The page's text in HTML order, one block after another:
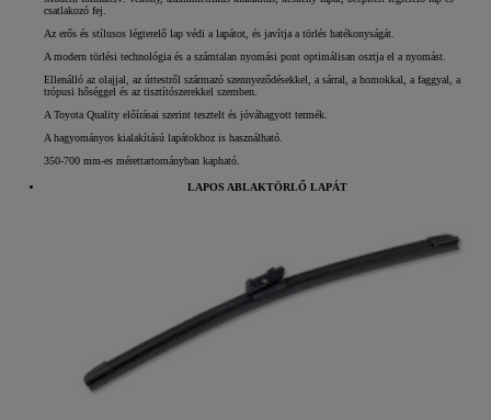
csatlakozó fej.
Az erős és stílusos légterelő lap védi a lapátot, és javítja a törlés hatékonyságát.
A modern törlési technológia és a számtalan nyomási pont optimálisan osztja el a nyomást.
Ellenálló az olajjal, az úttestről származó szennyeződésekkel, a sárral, a homokkal, a faggyal, a
trópusi hőséggel és az tisztítószerekkel szemben.
A Toyota Quality előírásai szerint tesztelt és jóváhagyott termék.
A hagyományos kialakítású lapátokhoz is használható.
350-700 mm-es mérettartományban kapható.
LAPOS ABLAKTÖRLŐ LAPÁT